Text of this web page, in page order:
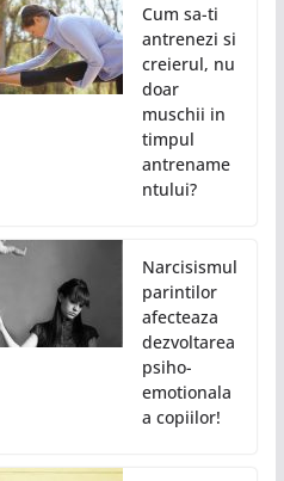
Cum sa-ti
antrenezi si
creierul, nu
doar
muschii in
timpul
antrename
ntului?
Narcisismul
parintilor
afecteaza
dezvoltarea
psiho-
emotionala
a copiilor!